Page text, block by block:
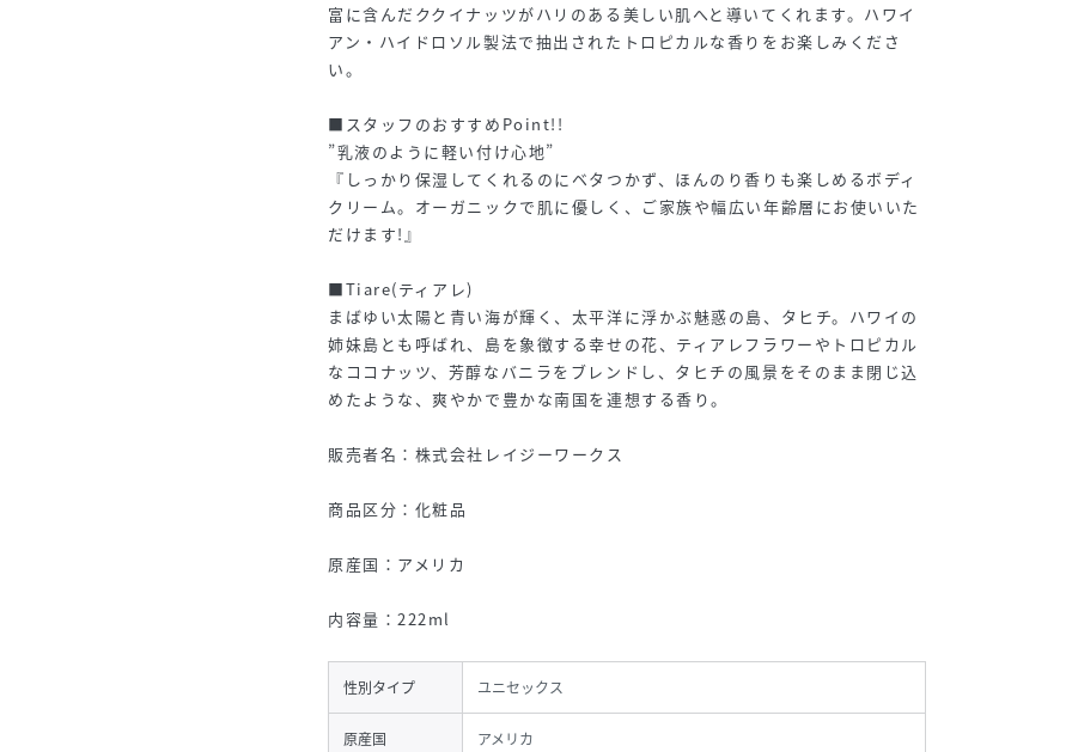
富に含んだククイナッツがハリのある美しい肌へと導いてくれます。ハワイ
アン・ハイドロソル製法で抽出されたトロピカルな香りをお楽しみくださ
い。
■スタッフのおすすめPoint!!
”乳液のように軽い付け心地”
『しっかり保湿してくれるのにベタつかず、ほんのり香りも楽しめるボディ
クリーム。オーガニックで肌に優しく、ご家族や幅広い年齢層にお使いいた
だけます!』
■Tiare(ティアレ)
まばゆい太陽と青い海が輝く、太平洋に浮かぶ魅惑の島、タヒチ。ハワイの
姉妹島とも呼ばれ、島を象徴する幸せの花、ティアレフラワーやトロピカル
なココナッツ、芳醇なバニラをブレンドし、タヒチの風景をそのまま閉じ込
めたような、爽やかで豊かな南国を連想する香り。
販売者名：株式会社レイジーワークス
商品区分：化粧品
原産国：アメリカ
内容量：222ml
性別タイプ ユニセックス
原産国 アメリカ